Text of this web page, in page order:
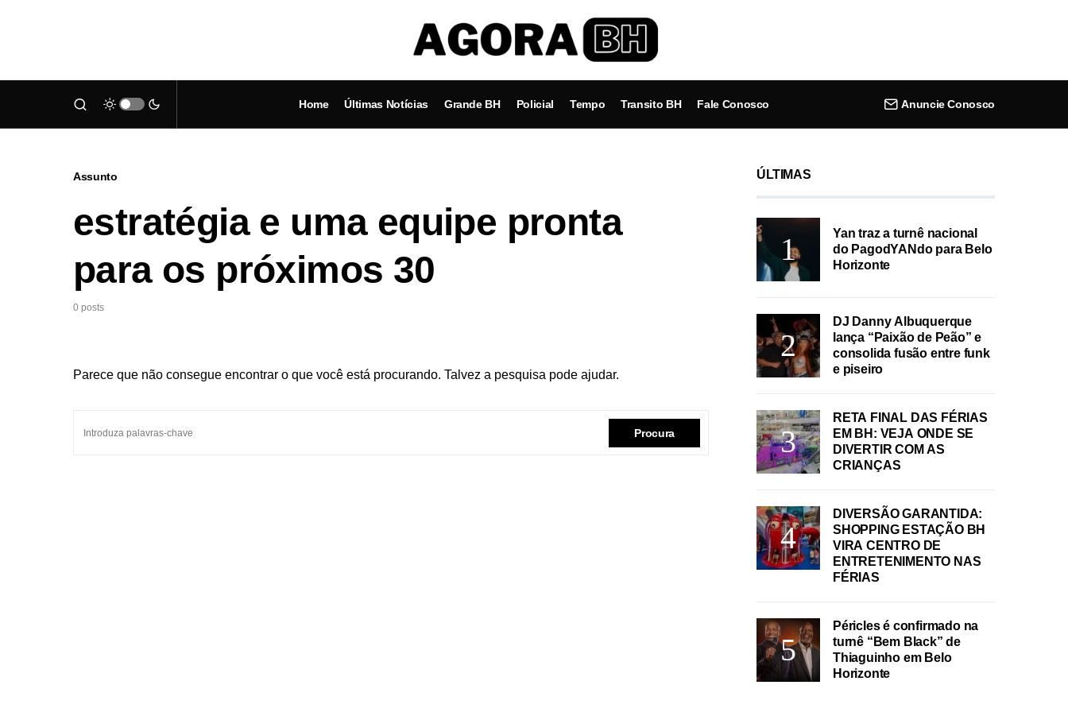
Home Últimas Notícias Grande BH Policial Tempo Transito BH Fale Conosco Anuncie Conosco
Assunto
estratégia e uma equipe pronta
para os próximos 30
0 posts
Parece que não consegue encontrar o que você está procurando. Talvez a pesquisa pode ajudar.
Procura
ÚLTIMAS
Yan traz a turnê nacional
do PagodYANdo para Belo
Horizonte
DJ Danny Albuquerque
lança “Paixão de Peão” e
consolida fusão entre funk
e piseiro
RETA FINAL DAS FÉRIAS
EM BH: VEJA ONDE SE
DIVERTIR COM AS
CRIANÇAS
DIVERSÃO GARANTIDA:
SHOPPING ESTAÇÃO BH
VIRA CENTRO DE
ENTRETENIMENTO NAS
FÉRIAS
Péricles é confirmado na
turnê “Bem Black” de
Thiaguinho em Belo
Horizonte